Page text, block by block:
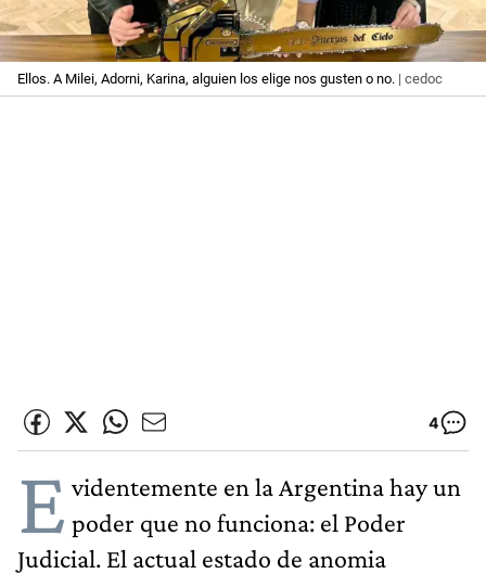
Ellos. A Milei, Adorni, Karina, alguien los elige nos gusten o no. | cedoc
4
E videntemente en la Argentina hay un
poder que no funciona: el Poder
Judicial. El actual estado de anomia